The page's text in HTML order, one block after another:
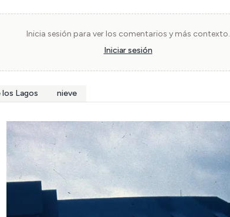
Inicia sesión para ver los comentarios y más contexto.
Iniciar sesión
los Lagos nieve